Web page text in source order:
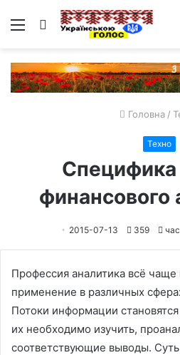
Меню Пошук
Головна /
Техно
финансового
2015-07-13 359
Профессия аналитика всё чаще
применение в различных
Потоки информации
их необходимо изучить,
соответствующие выводы.